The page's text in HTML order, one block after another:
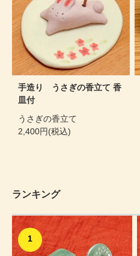
手造り うさぎの香立て 香
皿付
うさぎの香立て
2,400円(税込)
ランキング
1